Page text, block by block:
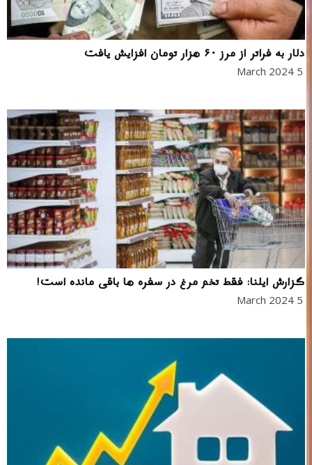
دلار به فراتر از مرز ۶۰ هزار تومان افزایش یافت
5 March 2024
گزارش ایلنا: فقط تخم مرغ در سفره ها باقی مانده است!
5 March 2024